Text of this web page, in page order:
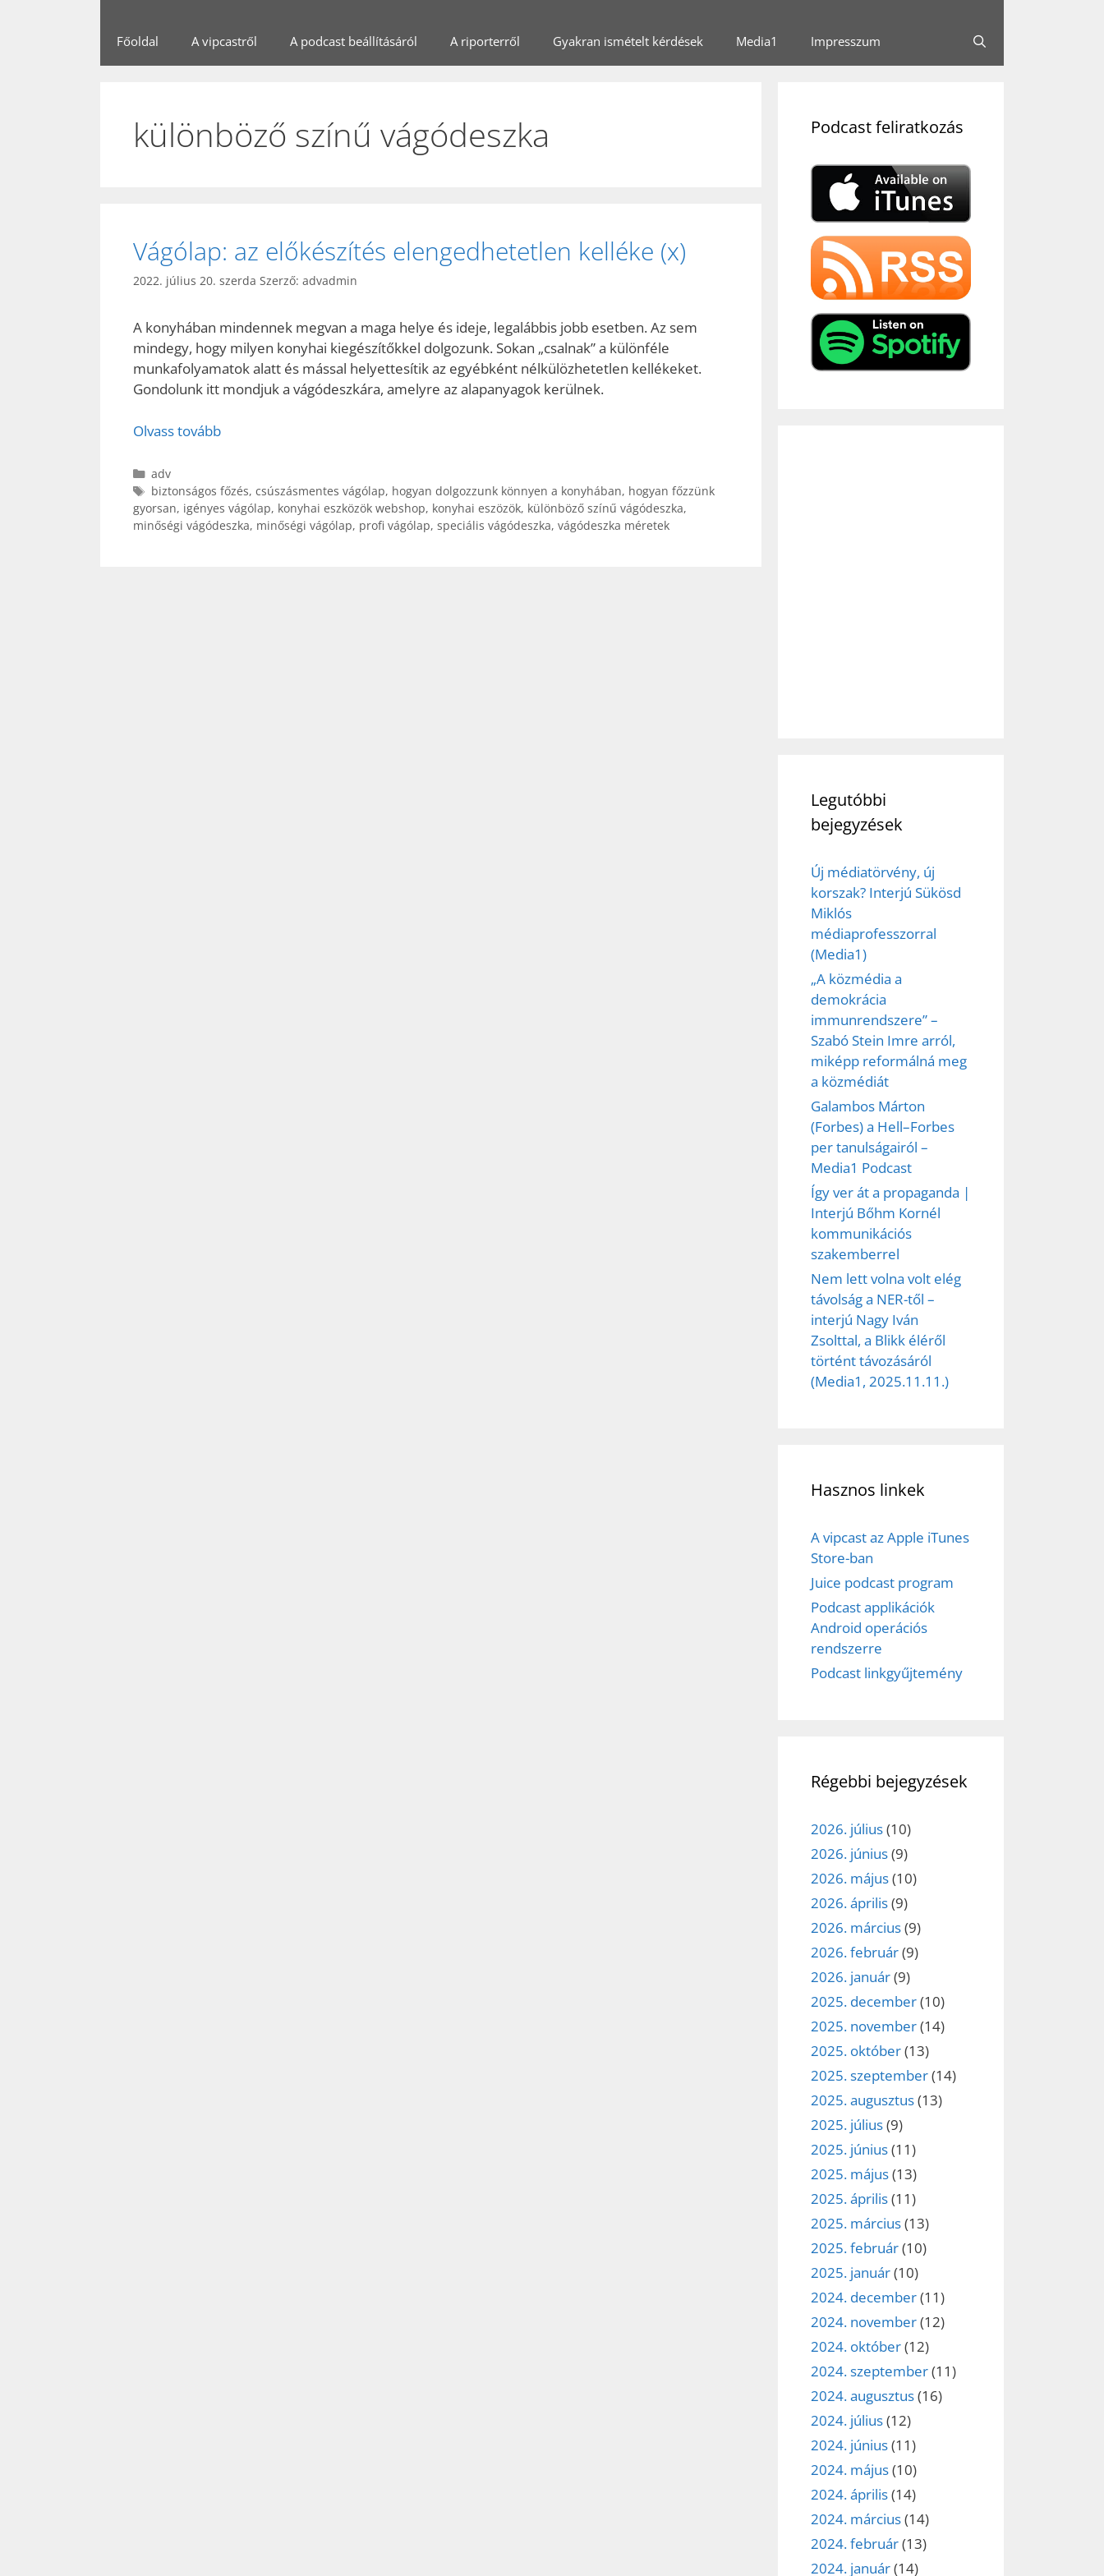
Főoldal A vipcastről A podcast beállításáról A riporterről Gyakran ismételt kérdések Media1 Impresszum
különböző színű vágódeszka
Vágólap: az előkészítés elengedhetetlen kelléke (x)
2022. július 20. szerda Szerző: advadmin
A konyhában mindennek megvan a maga helye és ideje, legalábbis jobb esetben. Az sem
mindegy, hogy milyen konyhai kiegészítőkkel dolgozunk. Sokan „csalnak” a különféle
munkafolyamatok alatt és mással helyettesítik az egyébként nélkülözhetetlen kellékeket.
Gondolunk itt mondjuk a vágódeszkára, amelyre az alapanyagok kerülnek.
Olvass tovább
Kategória
adv
Címkék
biztonságos főzés, csúszásmentes vágólap, hogyan dolgozzunk könnyen a konyhában, hogyan főzzünk
gyorsan, igényes vágólap, konyhai eszközök webshop, konyhai eszözök, különböző színű vágódeszka,
minőségi vágódeszka, minőségi vágólap, profi vágólap, speciális vágódeszka, vágódeszka méretek
Podcast feliratkozás
Legutóbbi
bejegyzések
Új médiatörvény, új
korszak? Interjú Sükösd
Miklós
médiaprofesszorral
(Media1)
„A közmédia a
demokrácia
immunrendszere” –
Szabó Stein Imre arról,
miképp reformálná meg
a közmédiát
Galambos Márton
(Forbes) a Hell–Forbes
per tanulságairól –
Media1 Podcast
Így ver át a propaganda |
Interjú Bőhm Kornél
kommunikációs
szakemberrel
Nem lett volna volt elég
távolság a NER-től –
interjú Nagy Iván
Zsolttal, a Blikk éléről
történt távozásáról
(Media1, 2025.11.11.)
Hasznos linkek
A vipcast az Apple iTunes
Store-ban
Juice podcast program
Podcast applikációk
Android operációs
rendszerre
Podcast linkgyűjtemény
Régebbi bejegyzések
2026. július(10)
2026. június(9)
2026. május(10)
2026. április(9)
2026. március(9)
2026. február(9)
2026. január(9)
2025. december(10)
2025. november(14)
2025. október(13)
2025. szeptember(14)
2025. augusztus(13)
2025. július(9)
2025. június(11)
2025. május(13)
2025. április(11)
2025. március(13)
2025. február(10)
2025. január(10)
2024. december(11)
2024. november(12)
2024. október(12)
2024. szeptember(11)
2024. augusztus(16)
2024. július(12)
2024. június(11)
2024. május(10)
2024. április(14)
2024. március(14)
2024. február(13)
2024. január(14)